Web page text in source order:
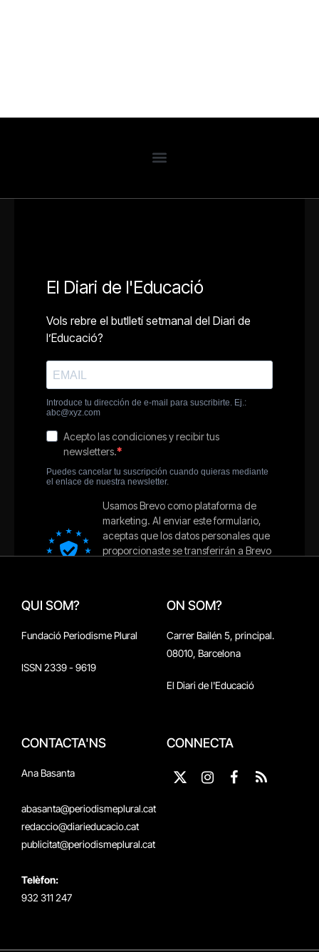
QUI SOM?
Fundació Periodisme Plural
ISSN 2339 - 9619
ON SOM?
Carrer Bailén 5, principal.
08010, Barcelona
El Diari de l'Educació
CONTACTA'NS
Ana Basanta
abasanta@periodismeplural.cat
redaccio@diarieducacio.cat
publicitat@periodismeplural.cat
Telèfon:
932 311 247
CONNECTA
X
Instagram
Facebook
RSS